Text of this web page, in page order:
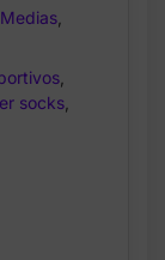
Medias
socks